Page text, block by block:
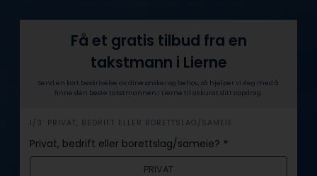
Få et gratis tilbud fra en
takstmann i Lierne
Send en kort beskrivelse av dine ønsker og behov, så hjelper vi deg med å
finne den beste takstmannen i Lierne til akkurat ditt oppdrag.
h
e
r
1/3: PRIVAT, BEDRIFT ELLER BORETTSLAG/SAMEIE
Privat, bedrift eller borettslag/sameie? *
PRIVAT